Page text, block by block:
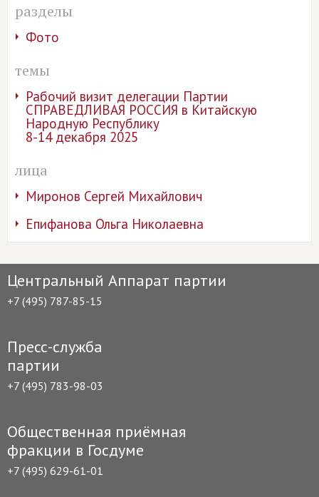
разделы
Фото
темы
Рабочий визит делегации Партии
СПРАВЕДЛИВАЯ РОССИЯ в Китайскую
Народную Республику
8-14 декабря 2025
лица
Миронов Сергей Михайлович
Епифанова Ольга Николаевна
Центральный Аппарат партии
+7 (495) 787-85-15
Пресс-служба
партии
+7 (495) 783-98-03
Общественная приёмная
фракции в Госдуме
+7 (495) 629-61-01